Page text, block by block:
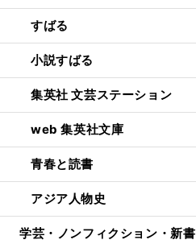
すばる
小説すばる
集英社 文芸ステーション
web 集英社文庫
青春と読書
アジア人物史
学芸・ノンフィクション・新書